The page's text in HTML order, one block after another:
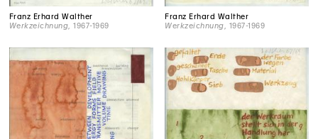
Franz Erhard Walther
Werkzeichnung , 1967-1969
Franz Erhard Walther
Werkzeichnung , 1967-1969